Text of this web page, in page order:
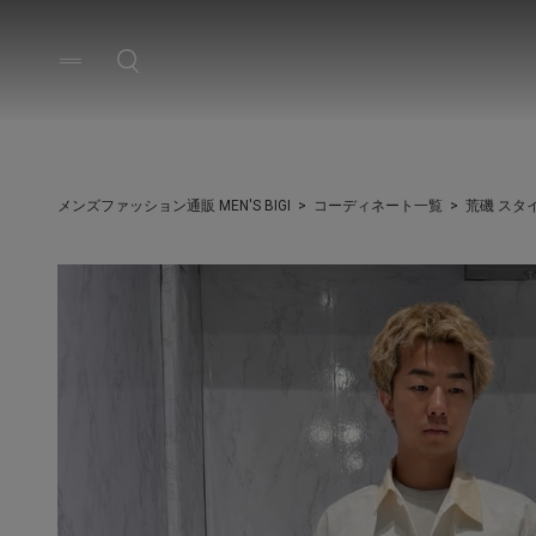
メンズファッション通販 MEN'S BIGI コーディネート一覧 荒磯 スタ